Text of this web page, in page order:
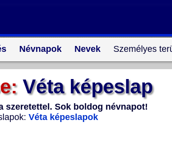
Névnapok Nevek Személyes
Véta képeslap
szeretettel. Sok boldog névnapot!
Véta képeslapok